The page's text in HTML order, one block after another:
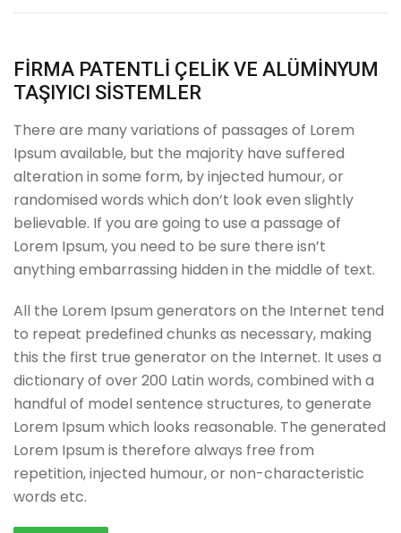
FİRMA PATENTLİ ÇELİK VE ALÜMİNYUM
TAŞIYICI SİSTEMLER
There are many variations of passages of Lorem
Ipsum available, but the majority have suffered
alteration in some form, by injected humour, or
randomised words which don’t look even slightly
believable. If you are going to use a passage of
Lorem Ipsum, you need to be sure there isn’t
anything embarrassing hidden in the middle of text.
All the Lorem Ipsum generators on the Internet tend
to repeat predefined chunks as necessary, making
this the first true generator on the Internet. It uses a
dictionary of over 200 Latin words, combined with a
handful of model sentence structures, to generate
Lorem Ipsum which looks reasonable. The generated
Lorem Ipsum is therefore always free from
repetition, injected humour, or non-characteristic
words etc.